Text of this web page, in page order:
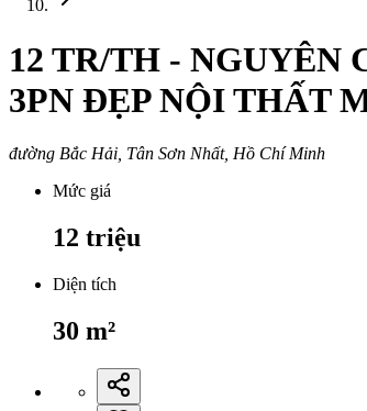
12 TR/TH - NGUYÊN
3PN ĐẸP NỘI THẤT
đường Bắc Hải, Tân Sơn Nhất, Hồ Chí Minh
Mức giá
12 triệu
Diện tích
30 m²